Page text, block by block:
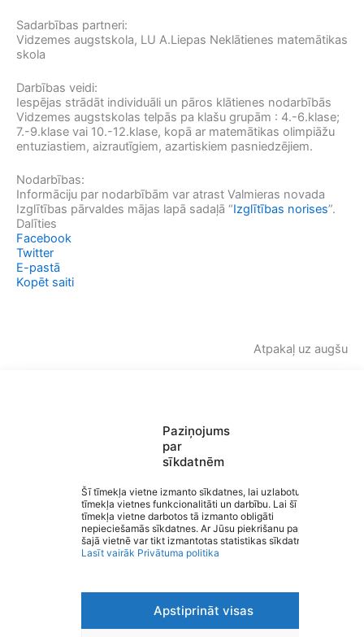
Paziņojums
par
sīkdatnēm
Šī tīmekļa vietne izmanto sīkdatnes, lai uzlabotu
tīmekļa vietnes funkcionalitāti un darbību. Lai šī
tīmekļa vietne darbotos tā izmanto obligāti
nepieciešamās sīkdatnes. Ar Jūsu piekrišanu papildus
šajā vietnē var tikt izmantotas statistikas sīkdatnes.
Lasīt vairāk Privātuma politika
Apstiprināt visas
Sadarbības partneri:
Vidzemes augstskola, LU A.Liepas Neklātienes matemātikas
skola
Darbības veidi:
Iespējas strādāt individuāli un pāros klātienes nodarbībās
Vidzemes augstskolas telpās pa klašu grupām : 4.-6.klase;
7.-9.klase vai 10.-12.klase, kopā ar matemātikas olimpiāžu
entuziastiem, aizrautīgiem, azartiskiem pasniedzējiem.
Nodarbības:
Informāciju par nodarbībām var atrast Valmieras novada
Izglītības pārvaldes mājas lapā sadaļā “Izglītības norises”.
Dalīties
Facebook
Twitter
E-pastā
Kopēt saiti
Atpakaļ uz augšu
Valmieras Valsts ģimnāzija
Izvēlne
Ātrās saites
Sociālie tīkli
Privātuma politika